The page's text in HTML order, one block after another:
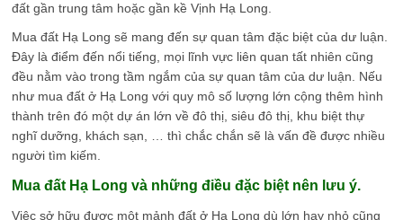
đất gần trung tâm hoặc gần kề Vịnh Hạ Long.
Mua đất Hạ Long sẽ mang đến sự quan tâm đặc biệt của dư luận.
Đây là điểm đến nổi tiếng, mọi lĩnh vực liên quan tất nhiên cũng
đều nằm vào trong tầm ngắm của sự quan tâm của dư luận. Nếu
như mua đất ở Hạ Long với quy mô số lượng lớn cộng thêm hình
thành trên đó một dự án lớn về đô thị, siêu đô thị, khu biệt thự
nghĩ dưỡng, khách sạn, … thì chắc chắn sẽ là vấn đề được nhiều
người tìm kiếm.
Mua đất Hạ Long và những điều đặc biệt nên lưu ý.
Việc sở hữu được một mảnh đất ở Hạ Long dù lớn hay nhỏ cũng